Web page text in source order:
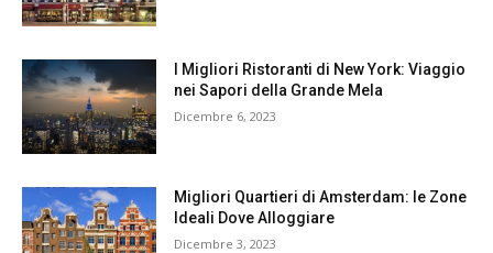
I Migliori Ristoranti di New York: Viaggio
nei Sapori della Grande Mela
Dicembre 6, 2023
Migliori Quartieri di Amsterdam: le Zone
Ideali Dove Alloggiare
Dicembre 3, 2023